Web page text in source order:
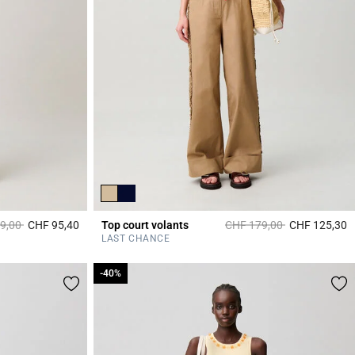
à partir de
àCHF 95,40 5 out of 5 Customer Rating
Top court volants Prix réduit à partir de
CHF 179,00àCHF 125,30
LAST CHANCE
-40%
-40%